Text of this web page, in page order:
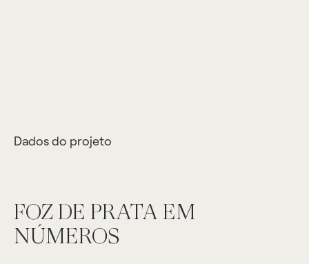
Dados do projeto
FOZ DE PRATA EM
NÚMEROS